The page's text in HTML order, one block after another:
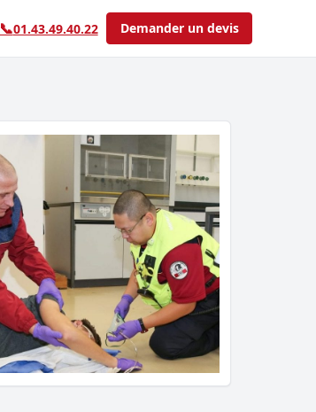
📞01.43.49.40.22 Demander un devis